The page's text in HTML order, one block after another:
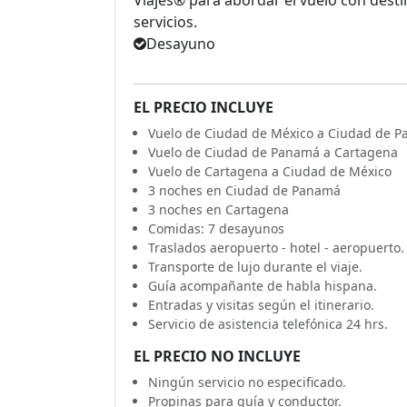
servicios.
Desayuno
EL PRECIO INCLUYE
Vuelo de Ciudad de México a Ciudad de
Vuelo de Ciudad de Panamá a Cartagena
Vuelo de Cartagena a Ciudad de México
3 noches en Ciudad de Panamá
3 noches en Cartagena
Comidas: 7 desayunos
Traslados aeropuerto - hotel - aeropuerto.
Transporte de lujo durante el viaje.
Guía acompañante de habla hispana.
Entradas y visitas según el itinerario.
Servicio de asistencia telefónica 24 hrs.
EL PRECIO NO INCLUYE
Ningún servicio no especificado.
Propinas para guía y conductor.